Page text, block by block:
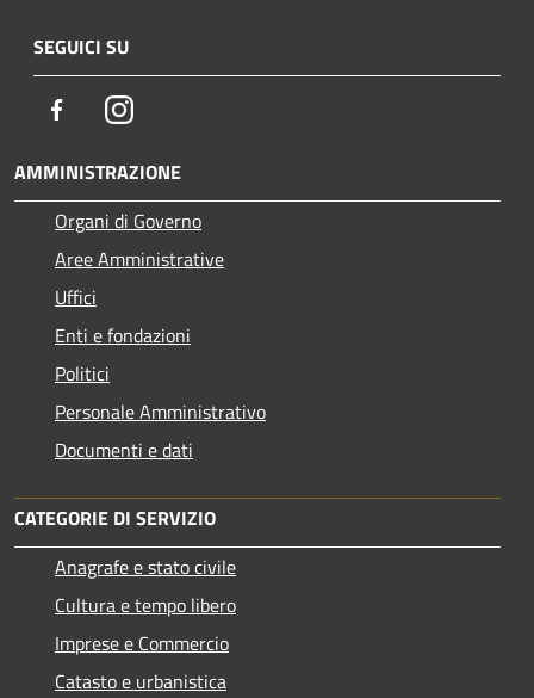
SEGUICI SU
FacebookInstagram
AMMINISTRAZIONE
Organi di Governo
Aree Amministrative
Uffici
Enti e fondazioni
Politici
Personale Amministrativo
Documenti e dati
CATEGORIE DI SERVIZIO
Anagrafe e stato civile
Cultura e tempo libero
Imprese e Commercio
Catasto e urbanistica